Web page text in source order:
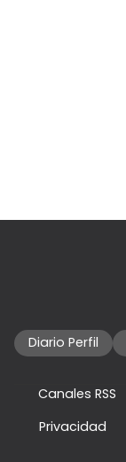
Diario Perfil
Canales RSS
Privacidad